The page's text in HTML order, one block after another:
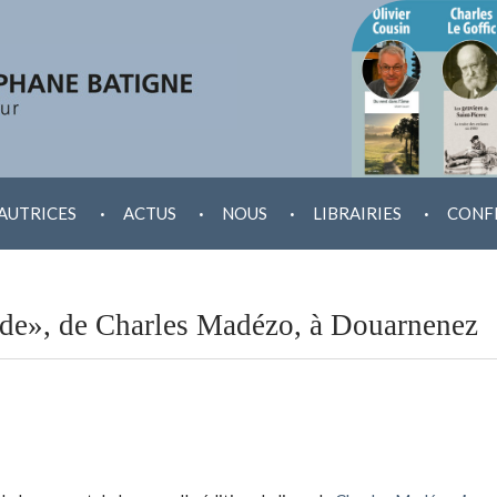
. ACTUS . NOUS . LIBRAIRIES .
de Charles Madézo, à Douarnenez